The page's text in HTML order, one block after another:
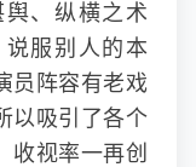
、纵横之术
说服别人的本
员阵容有老戏
以吸引了各个
收视率一再创